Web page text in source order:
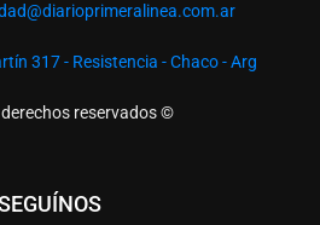
317 - Resistencia - Chaco - Arg
reservados ©